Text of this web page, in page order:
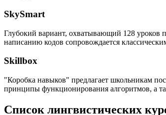
SkySmart
Глубокий вариант, охватывающий 128 уроков
написанию кодов сопровождается
Skillbox
"Коробка навыков" предлагает школьникам
принципы функционирования алгоритмов, а
Список лингвистических